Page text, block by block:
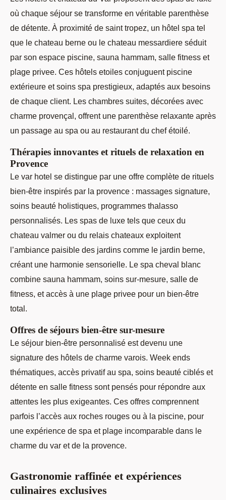
où chaque séjour se transforme en véritable parenthèse
de détente. À proximité de saint tropez, un hôtel spa tel
que le chateau berne ou le chateau messardiere séduit
par son espace piscine, sauna hammam, salle fitness et
plage privee. Ces hôtels etoiles conjuguent piscine
extérieure et soins spa prestigieux, adaptés aux besoins
de chaque client. Les chambres suites, décorées avec
charme provençal, offrent une parenthèse relaxante après
un passage au spa ou au restaurant du chef étoilé.
Thérapies innovantes et rituels de relaxation en
Provence
Le var hotel se distingue par une offre complète de rituels
bien-être inspirés par la provence : massages signature,
soins beauté holistiques, programmes thalasso
personnalisés. Les spas de luxe tels que ceux du
chateau valmer ou du relais chateaux exploitent
l’ambiance paisible des jardins comme le jardin berne,
créant une harmonie sensorielle. Le spa cheval blanc
combine sauna hammam, soins sur-mesure, salle de
fitness, et accès à une plage privee pour un bien-être
total.
Offres de séjours bien-être sur-mesure
Le séjour bien-être personnalisé est devenu une
signature des hôtels de charme varois. Week ends
thématiques, accès privatif au spa, soins beauté ciblés et
détente en salle fitness sont pensés pour répondre aux
attentes les plus exigeantes. Ces offres comprennent
parfois l’accès aux roches rouges ou à la piscine, pour
une expérience de spa et plage incomparable dans le
charme du var et de la provence.
Gastronomie raffinée et expériences
culinaires exclusives